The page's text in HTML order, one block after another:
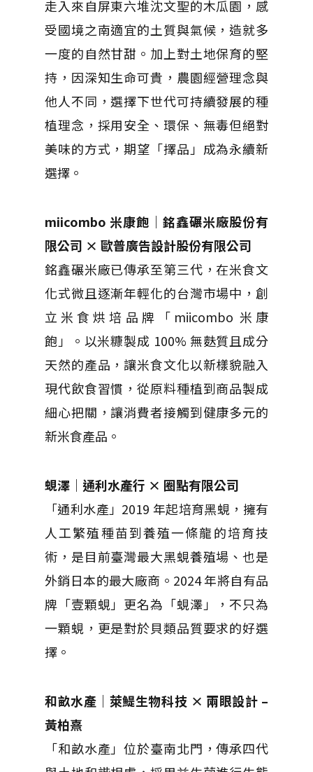
走入來自屏東六堆沈文聖的木瓜園，感
受國境之南適宜的土質與氣候，造就多
一度的自然甘甜。加上對土地保育的堅
持，因深知生命可貴，農園經營理念與
他人不同，選擇下世代可持續發展的種
植理念，採用安全、環保、無毒但絕對
美味的方式，期望「擇品」成為永續新
選擇。
miicombo 米康飽｜銘鑫碾米廠股份有
限公司 × 歐普廣告設計股份有限公司
銘鑫碾米廠已傳承至第三代，在米食文
化式微且逐漸年輕化的台灣市場中，創
立米食烘培品牌「miicombo 米康
飽」。以米糠製成 100% 無麩質且成分
天然的產品，讓米食文化以新樣貌融入
現代飲食習慣，從原料種植到商品製成
細心把關，讓消費者接觸到健康多元的
新米食產品。
蜆澤｜通利水產行 × 圈點有限公司
「通利水產」2019 年起培育黑蜆，擁有
人工繁殖種苗到養殖一條龍的培育技
術，是目前臺灣最大黑蜆養殖場、也是
外銷日本的最大廠商。2024 年將自有品
牌「壹顆蜆」更名為「蜆澤」，不只為
一顆蜆，更是對於貝類品質要求的好選
擇。
和畝水產｜萊鯷生物科技 × 兩眼設計 –
黃柏熹
「和畝水產」位於臺南北門，傳承四代